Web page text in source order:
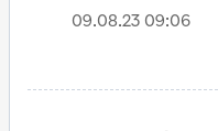
09.08.23 09:06